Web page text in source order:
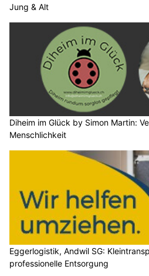
Jung & Alt
Diheim im Glück by Simon Martin:
Menschlichkeit
Eggerlogistik, Andwil SG:
professionelle Entsorgung